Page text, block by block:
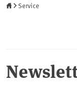
Service